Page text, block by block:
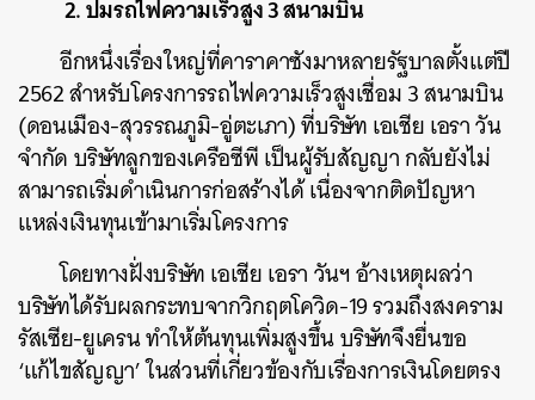
2. ปมรถไฟความเร็วสูง 3 สนามบิน
อีกหนึ่งเรื่องใหญ่ที่คาราคาซังมาหลายรัฐบาลตั้งแต่ปี
2562 สำหรับโครงการรถไฟความเร็วสูงเชื่อม 3 สนามบิน
(ดอนเมือง-สุวรรณภูมิ-อู่ตะเภา) ที่บริษัท เอเชีย เอรา วัน
จำกัด บริษัทลูกของเครือซีพี เป็นผู้รับสัญญา กลับยังไม่
สามารถเริ่มดำเนินการก่อสร้างได้ เนื่องจากติดปัญหา
แหล่งเงินทุนเข้ามาเริ่มโครงการ
โดยทางฝั่งบริษัท เอเชีย เอรา วันฯ อ้างเหตุผลว่า
บริษัทได้รับผลกระทบจากวิกฤตโควิด-19 รวมถึงสงคราม
รัสเซีย-ยูเครน ทำให้ต้นทุนเพิ่มสูงขึ้น บริษัทจึงยื่นขอ
‘แก้ไขสัญญา’ ในส่วนที่เกี่ยวข้องกับเรื่องการเงินโดยตรง